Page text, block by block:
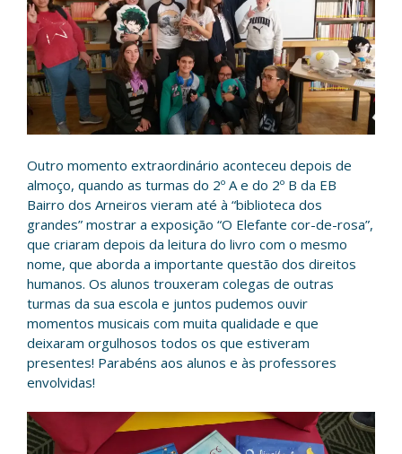
Outro momento extraordinário aconteceu depois de
almoço, quando as turmas do 2º A e do 2º B da EB
Bairro dos Arneiros vieram até à “biblioteca dos
grandes” mostrar a exposição “O Elefante cor-de-rosa”,
que criaram depois da leitura do livro com o mesmo
nome, que aborda a importante questão dos direitos
humanos. Os alunos trouxeram colegas de outras
turmas da sua escola e juntos pudemos ouvir
momentos musicais com muita qualidade e que
deixaram orgulhosos todos os que estiveram
presentes! Parabéns aos alunos e às professores
envolvidas!